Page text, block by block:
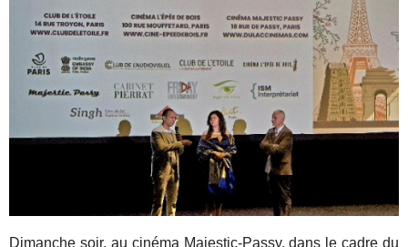
Dimanche soir, au cinéma Majestic-Passy, dans le cadre du